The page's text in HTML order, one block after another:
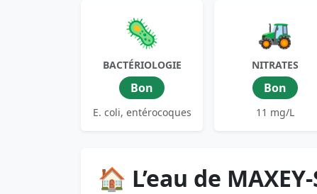
🦠
BACTÉRIOLOGIE
Bon
E. coli, entérocoques
🚜
NITRATES
Bon
11 mg/L
🏠 L’eau de